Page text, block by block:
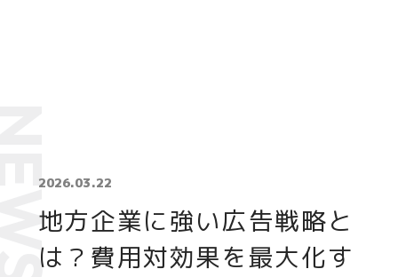
2026.03.22
地方企業に強い広告戦略と
は？費用対効果を最大化す